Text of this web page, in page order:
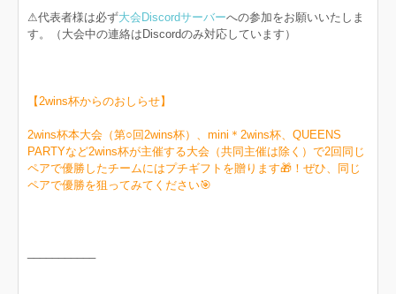
⚠︎代表者様は必ず大会Discordサーバーへの参加をお願いいたしま
す。（大会中の連絡はDiscordのみ対応しています）
【2wins杯からのおしらせ】
2wins杯本大会（第○回2wins杯）、mini＊2wins杯、QUEENS
PARTYなど2wins杯が主催する大会（共同主催は除く）で2回同じ
ペアで優勝したチームにはプチギフトを贈ります🎁！ぜひ、同じ
ペアで優勝を狙ってみてください🎯